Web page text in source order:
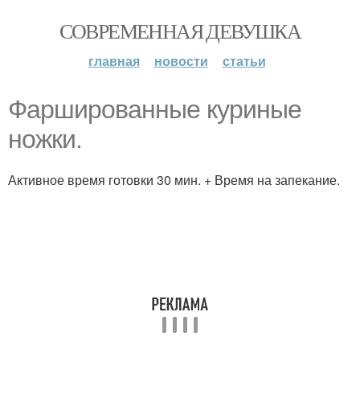
СОВРЕМЕННАЯ ДЕВУШКА
главная новости статьи
Фаршированные куриные
ножки.
Активное время готовки 30 мин. + Время на запекание.